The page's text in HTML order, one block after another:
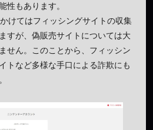
性もあります。
けてはフィッシングサイトの収集
すが、偽販売サイトについては大
せん。このことから、フィッシン
トなど多様な手口による詐欺にも